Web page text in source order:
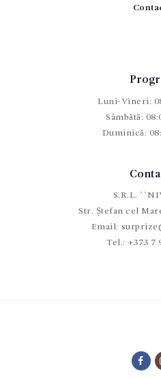
Luni-Vineri:
Sâmbătă:
Duminică:
S.R.L.
Str. Ștefan cel
Email:
Tel.: +373 7